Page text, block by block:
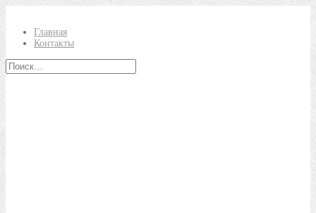
Главная
Контакты